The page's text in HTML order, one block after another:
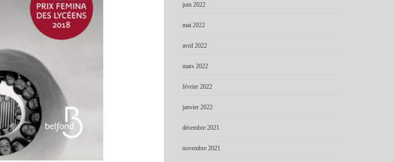
juin 2022
mai 2022
avril 2022
mars 2022
février 2022
janvier 2022
décembre 2021
novembre 2021